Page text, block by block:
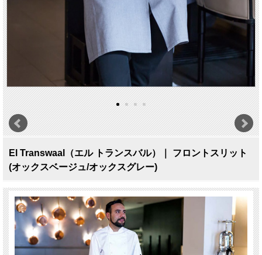
El Transwaal（エル トランスバル）｜ フロントスリット
(オックスベージュ/オックスグレー)